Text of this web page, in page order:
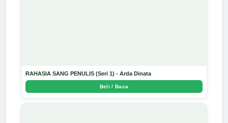
RAHASIA SANG PENULIS (Seri 1) - Arda Dinata
Beli / Baca